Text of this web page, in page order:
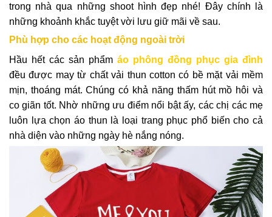
trong nhà qua những shoot hình đẹp nhé! Đây chính là
những khoảnh khắc tuyệt vời lưu giữ mãi về sau.
Phù hợp cho các hoạt động ngoài trời
Hầu hết các sản phẩm áo phông đồng phục gia đình
đều được may từ chất vải thun cotton có bề mặt vải mềm
mịn, thoáng mát. Chúng có khả năng thấm hút mồ hôi và
co giãn tốt. Nhờ những ưu điểm nổi bật ấy, các chị các mẹ
luôn lựa chọn áo thun là loại trang phục phổ biến cho cả
nhà diện vào những ngày hè nắng nóng.